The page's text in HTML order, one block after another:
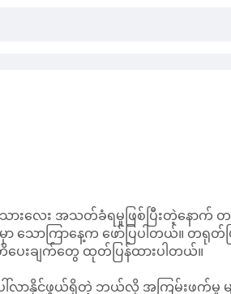
လေး အသတ်ခံရမှုဖြစ်ပြီးတဲ့နောက် တ
ောကြာနေ့က ဖော်ပြပါတယ်။ တရုတ်
နိုင်ဖွယ်ရှိတဲ့ ဘယ်လို အကြမ်းဖက်မှု မျို
ေကြောင်းခရီးစဉ်တွေ စီစဉ်ပေးန
ဆိုလိုက်ပြီး ပေကျင်းအနေနဲ့ ဖြစ်နိုင်
သွယ်ပြီး အမြင့်ဆုံး သတိပေးထားပါ
တွေမှာ ဂျပန်စကားကို ကျယ်ကျယ်လေ